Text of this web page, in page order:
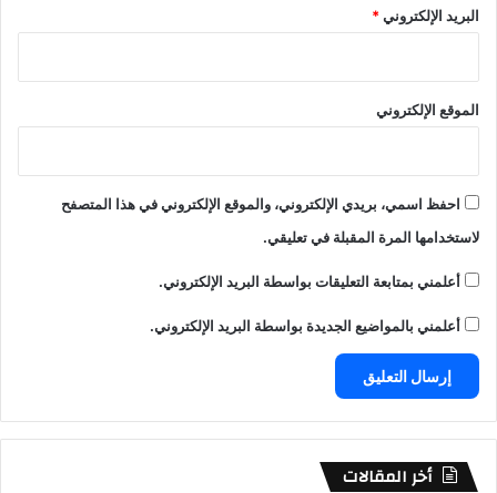
البريد الإلكتروني*
الموقع الإلكتروني
احفظ اسمي، بريدي الإلكتروني، والموقع الإلكتروني في هذا المتصفح
لاستخدامها المرة المقبلة في تعليقي.
أعلمني بمتابعة التعليقات بواسطة البريد الإلكتروني.
أعلمني بالمواضيع الجديدة بواسطة البريد الإلكتروني.
أخر المقالات